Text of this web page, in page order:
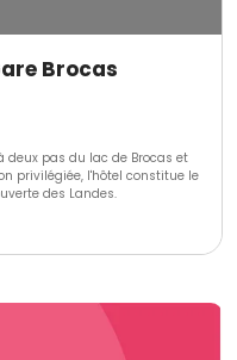
Brocas
pas du lac de Brocas et
des Landes.